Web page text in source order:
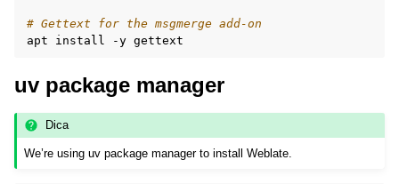
# Gettext for the msgmerge add-on
apt
install -y
uv package manager
Dica
We’re using uv package manager to install Weblate.